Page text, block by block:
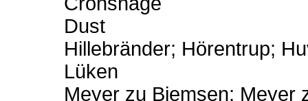
Dust
Hillebränder; Hörentrup;
Lüken
Meyer zu Biemsen; Meyer